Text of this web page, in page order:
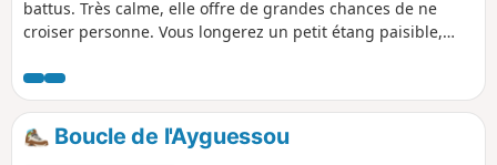
battus. Très calme, elle offre de grandes chances de ne
croiser personne. Vous longerez un petit étang paisible,
moment de sérénité.
Boucle de l'Ayguessou